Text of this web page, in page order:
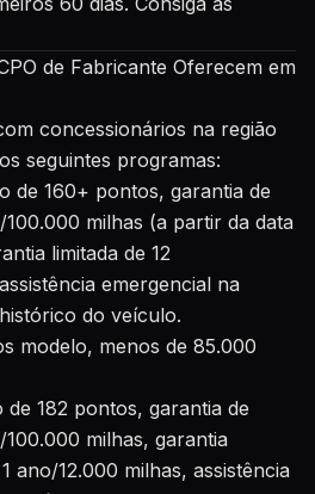
de Fabricante Oferecem em
concessionários na região
seguintes programas:
de 160+ pontos, garantia de
milhas (a partir da data
limitada de 12
emergencial na
do veículo.
modelo, menos de 85.000
de 182 pontos, garantia de
milhas, garantia
ano/12.000 milhas, assistência